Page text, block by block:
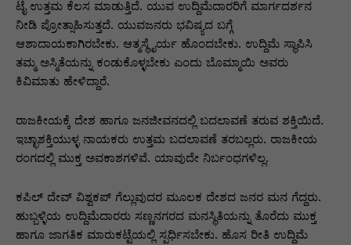
ಟೈ ಉತ್ತಮ ಕೆಲಸ ಮಾಡುತ್ತಿದೆ. ಯುವ ಉದ್ದಿಮೆದಾರರಿಗೆ ಮಾರ್ಗದರ್ಶನ
ನೀಡಿ ಪ್ರೋತ್ಸಾಹಿಸುತ್ತದೆ. ಯುವಜನರು ಭವಿಷ್ಯದ ಬಗ್ಗೆ
ಆಶಾದಾಯಕಾಗಿರಬೇಕು. ಆತ್ಮಸ್ಥೈರ್ಯ ಹೊಂದಬೇಕು. ಉದ್ದಿಮೆ ಸ್ಥಾಪಿಸಿ
ತಮ್ಮ ಅಸ್ಮಿತೆಯನ್ನು ಕಂಡುಕೊಳ್ಳಬೇಕು ಎಂದು ಬೊಮ್ಮಾಯಿ ಅವರು
ಕಿವಿಮಾತು ಹೇಳಿದ್ದಾರೆ.
ರಾಜಕೀಯಕ್ಕೆ ದೇಶ ಹಾಗೂ ಜನಜೀವನದಲ್ಲಿ ಬದಲಾವಣೆ ತರುವ ಶಕ್ತಿಯಿದೆ.
ಇಚ್ಛಾಶಕ್ತಿಯುಳ್ಳ ನಾಯಕರು‌ ಉತ್ತಮ ಬದಲಾವಣೆ ತರಬಲ್ಲರು. ರಾಜಕೀಯ
ರಂಗದಲ್ಲಿ ಮುಕ್ತ ಅವಕಾಶಗಳಿವೆ. ಯಾವುದೇ ನಿರ್ಬಂಧಗಳಿಲ್ಲ.
ಕಪಿಲ್‌ ದೇವ್ ವಿಶ್ವಕಪ್ ಗೆಲ್ಲುವುದರ ಮೂಲಕ ದೇಶದ ಜನರ ಮನ ಗೆದ್ದರು.
ಹುಬ್ಬಳ್ಳಿಯ ಉದ್ದಿಮೆದಾರರು ಸಣ್ಣನಗರದ ಮನಸ್ಥಿತಿಯನ್ನು ತೊರೆದು ಮುಕ್ತ
ಹಾಗೂ ಜಾಗತಿಕ ಮಾರುಕಟ್ಟೆಯಲ್ಲಿ ಸ್ಪರ್ಧಿಸಬೇಕು. ಹೊಸ ರೀತಿ ಉದ್ದಿಮೆ